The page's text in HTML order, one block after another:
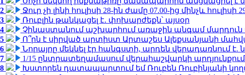
2
Ջուր չի լինի հուլիսի 28-ին ժամը 07.00-ից մինչև հուլիսի
3
Ռուբլին թանկացել է․ փոխարժեքն՝ այսօր
4
Չինաստանում աշխարհում առաջին անգամ
5
Ո՞րն է սիրված արտիստ Արտաշես Ալեքսանյանի
6
Նորայրը մեկնել էր հանգստի, արդեն վերադառնում
7
1/15 ընտրատեղամասում վերահաշվարկի
8
Խստորեն դատապարտում եմ Ռուբեն Ռուբինյանի